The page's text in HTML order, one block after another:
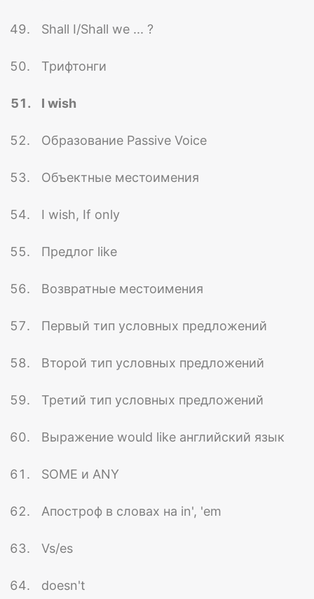
Shall I/Shall we ... ?
Трифтонги
I wish
Образование Passive Voice
Объектные местоимения
I wish, If only
Предлог like
Возвратные местоимения
Первый тип условных предложений
Второй тип условных предложений
Третий тип условных предложений
Выражение would like английский язык
SOME и ANY
Апостроф в словах на in', 'em
Vs/es
doesn't